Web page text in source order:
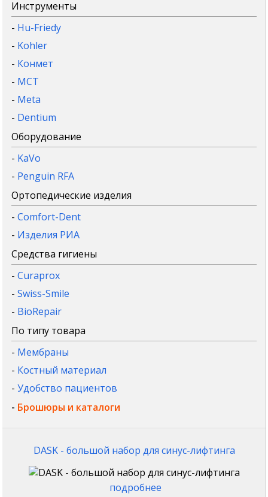
Инструменты
- Hu-Friedy
- Kohler
- Конмет
- MCT
- Meta
- Dentium
Оборудование
- KaVo
- Penguin RFA
Ортопедические изделия
-Comfort-Dent
- Изделия РИА
Средства гигиены
-Curaprox
-Swiss-Smile
- BioRepair
По типу товара
- Мембраны
- Костный материал
-Удобство пациентов
- Брошюры и каталоги
DASK - большой набор для синус-лифтинга
подробнее